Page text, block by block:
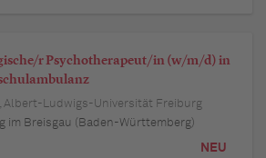
r Psychotherapeut/in (w/m/d) in
Albert-Ludwigs-Universität Freiburg
im Breisgau (Baden-Württemberg)
NEU